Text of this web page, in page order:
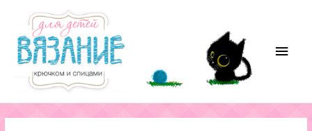
содержимому